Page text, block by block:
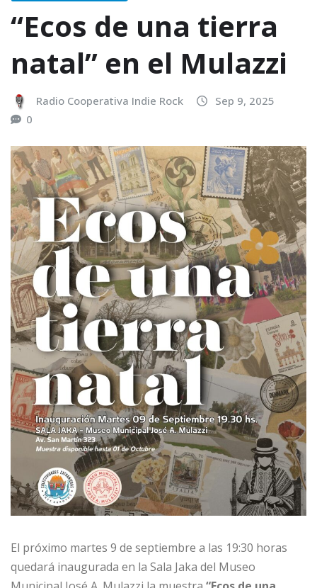
“Ecos de una tierra
natal” en el Mulazzi
Radio Cooperativa Indie Rock
Sep 9, 2025
0
El próximo martes 9 de septiembre a las 19:30 horas
quedará inaugurada en la Sala Jaka del Museo